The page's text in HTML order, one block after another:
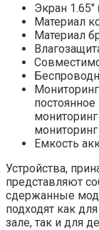
Экран
Материал
Материал
Емкость
Устройства,
представляют
сдержанные
подходят как
зале, так и для